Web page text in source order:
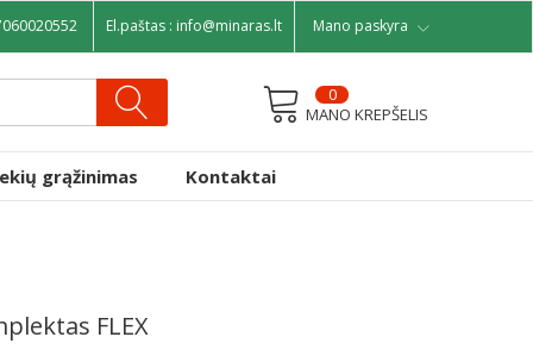
Mano paskyra
El.paštas : info@minaras.lt
MANO KREPŠELIS
0
grąžinimas Kontaktai
FLEX